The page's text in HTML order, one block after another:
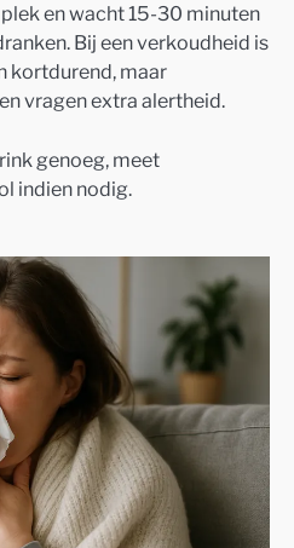
en wacht 15-30 minuten
Bij een verkoudheid is
kortdurend, maar
vragen extra alertheid.
genoeg, meet
indien nodig.